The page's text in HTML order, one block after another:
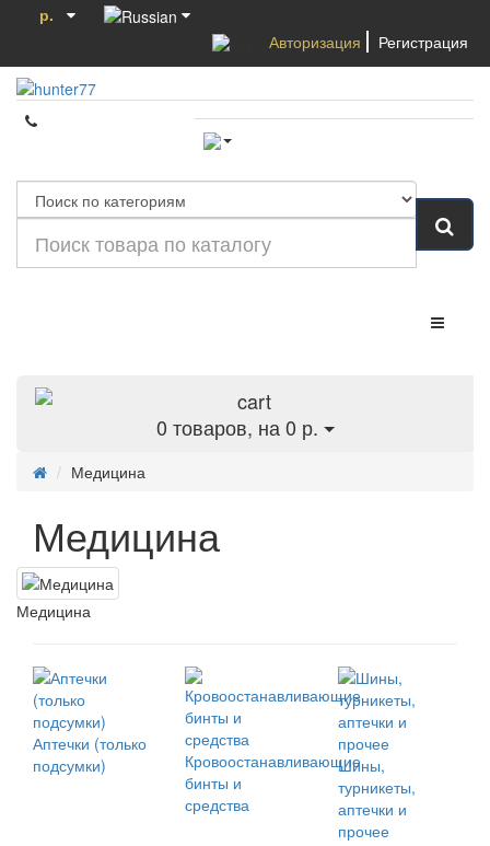
р.
Авторизация
Регистрация
0 товаров, на 0 р.
Медицина
Медицина
Медицина
Аптечки (только
подсумки)
Кровоостанавливающие
бинты и
средства
Шины,
турникеты,
аптечки и
прочее